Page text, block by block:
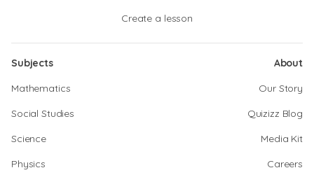
Create a lesson
Subjects
Mathematics
Social Studies
Science
Physics
About
Our Story
Quizizz Blog
Media Kit
Careers